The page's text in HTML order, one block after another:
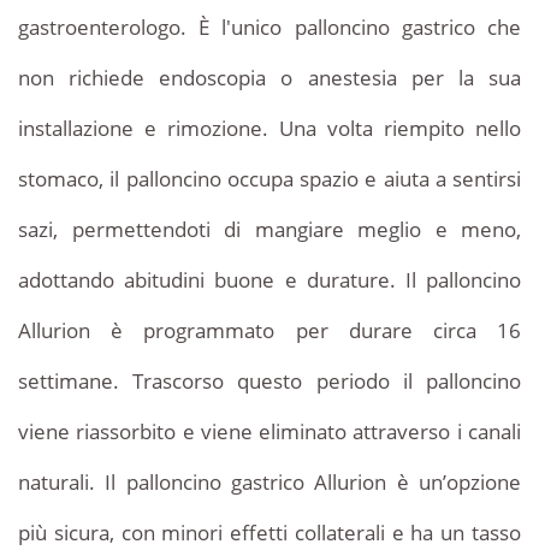
gastroenterologo. È l'unico palloncino gastrico che
non richiede endoscopia o anestesia per la sua
installazione e rimozione. Una volta riempito nello
stomaco, il palloncino occupa spazio e aiuta a sentirsi
sazi, permettendoti di mangiare meglio e meno,
adottando abitudini buone e durature. Il palloncino
Allurion è programmato per durare circa 16
settimane. Trascorso questo periodo il palloncino
viene riassorbito e viene eliminato attraverso i canali
naturali. Il palloncino gastrico Allurion è un’opzione
più sicura, con minori effetti collaterali e ha un tasso